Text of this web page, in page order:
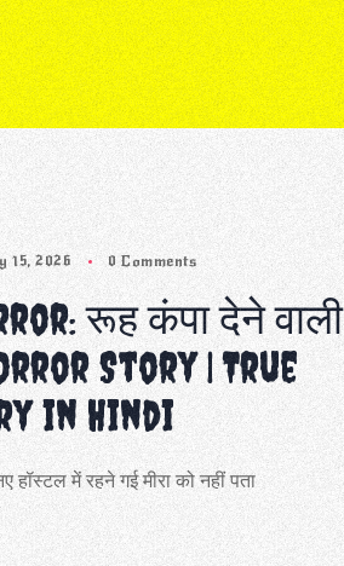
15, 2026 0 Comments
रूह कंपा देने वाली
Story | True
in Hindi
हॉस्टल में रहने गई मीरा को नहीं पता